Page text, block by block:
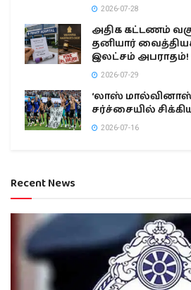
2026-07-28
அதிக கட்டணம்
தனியார்
இலட்சம் அபராதம்!
2026-07-29
‘லாஸ்
சர்ச்சையில்
2026-07-16
Recent News